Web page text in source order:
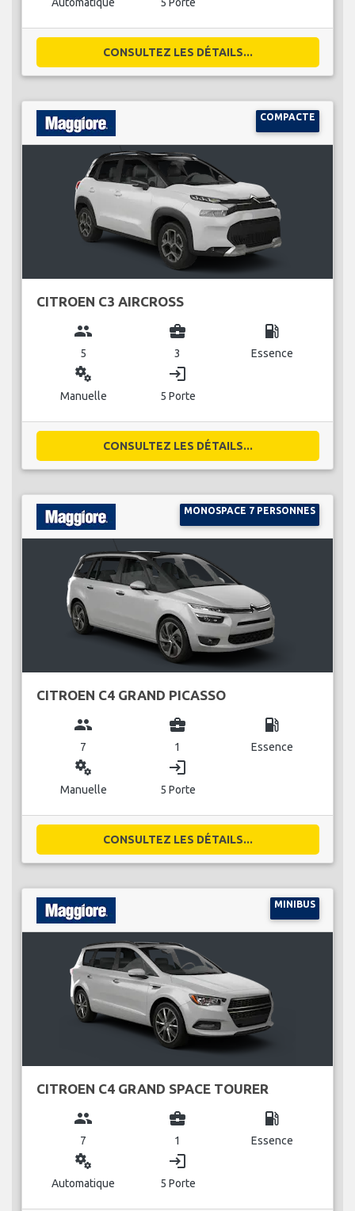
CONSULTEZ LES DÉTAILS...
COMPACTE
CITROEN C3 AIRCROSS
group
5
business_center
3
local_gas_station
Essence
miscellaneous_services
Manuelle
login
5 Porte
CONSULTEZ LES DÉTAILS...
MONOSPACE 7 PERSONNES
CITROEN C4 GRAND PICASSO
group
7
business_center
1
local_gas_station
Essence
miscellaneous_services
Manuelle
login
5 Porte
CONSULTEZ LES DÉTAILS...
MINIBUS
CITROEN C4 GRAND SPACE TOURER
group
7
business_center
1
local_gas_station
Essence
miscellaneous_services
Automatique
login
5 Porte